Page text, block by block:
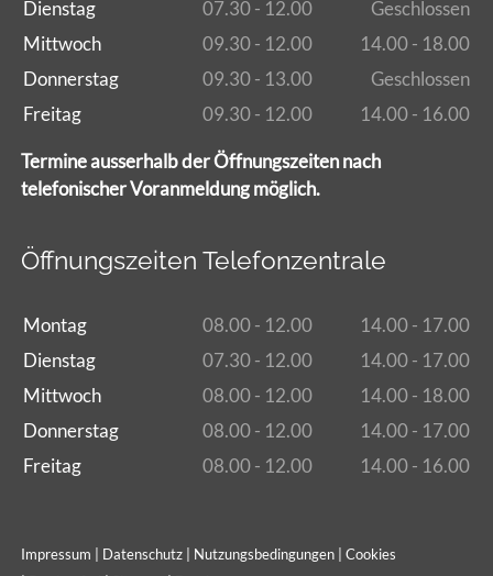
Dienstag 07.30 - 12.00
Geschlossen
Mittwoch
09.30 - 12.00
14.00 - 18.00
Donnerstag
09.30 - 13.00
Geschlossen
Freitag
09.30 - 12.00 14.00 - 16.00
Termine ausserhalb der Öffnungszeiten nach
telefonischer Voranmeldung möglich.
Öffnungszeiten Telefonzentrale
Montag 08.00 - 12.00
14.00 - 17.00
Dienstag
07.30 - 12.00
14.00 - 17.00
Mittwoch
08.00 - 12.00
14.00 - 18.00
Donnerstag
08.00 - 12.00
14.00 - 17.00
Freitag
08.00 - 12.00 14.00 - 16.00
Impressum Datenschutz Nutzungsbedingungen
Cookies